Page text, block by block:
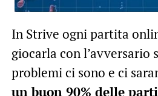
In Strive ogni partita
giocarla con l’avversario
problemi ci sono e ci
un buon 90% delle